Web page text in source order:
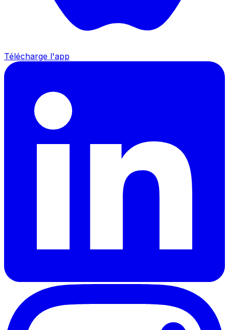
Télécharge l'app